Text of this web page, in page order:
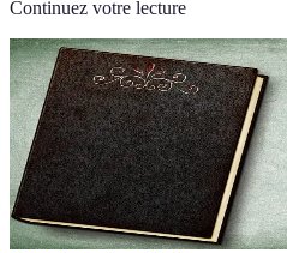
Continuez votre lecture